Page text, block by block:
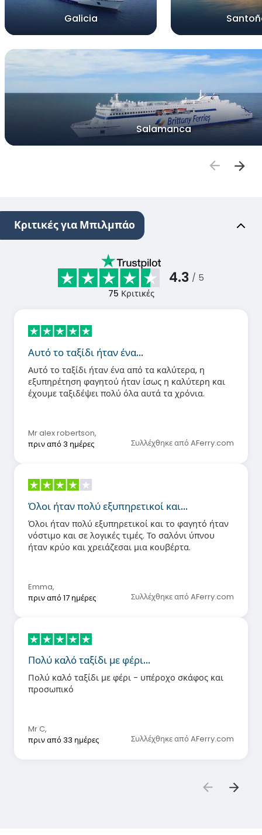
Galicia
Salamanca
Κριτικές για Μπιλμπάο
4.3 / 5
75 Κριτικές
Αυτό το ταξίδι ήταν ένα…
Αυτό το ταξίδι ήταν ένα από τα καλύτερα, η
εξυπηρέτηση φαγητού ήταν ίσως η καλύτερη και
έχουμε ταξιδέψει πολύ όλα αυτά τα χρόνια.
Mr alex robertson,
πριν από 3 ημέρες
Συλλέχθηκε από AFerry.com
Όλοι ήταν πολύ εξυπηρετικοί και…
Όλοι ήταν πολύ εξυπηρετικοί και το φαγητό ήταν
νόστιμο και σε λογικές τιμές. Το σαλόνι ύπνου
ήταν κρύο και χρειάζεσαι μια κουβέρτα.
Emma,
πριν από 17 ημέρες
Συλλέχθηκε από AFerry.com
Πολύ καλό ταξίδι με φέρι…
Πολύ καλό ταξίδι με φέρι - υπέροχο σκάφος και
προσωπικό
Mr C,
πριν από 33 ημέρες
Συλλέχθηκε από AFerry.com